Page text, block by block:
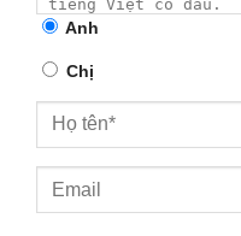
Anh
Chị